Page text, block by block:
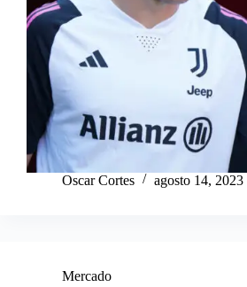
Oscar Cortes agosto 14, 2023
Mercado